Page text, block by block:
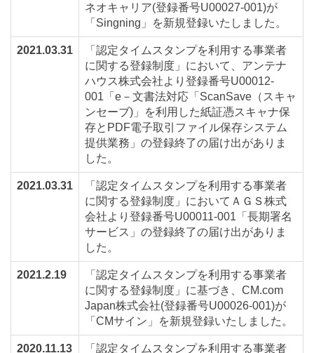
ネオキャリア(登録番号U00027-001)が
「Singning」を新規登録いたしました。
2021.03.31
「認定タイムスタンプを利用する事業者
に関する登録制度」において、アンテナ
ハウス株式会社より登録番号U00012-
001「e－文書法対応「ScanSave（スキャ
ンセーブ)」を利用した紙証憑スキャナ保
存とPDF電子取引ファイル保存システム
提供業務」の登録終了の届け出がありま
した。
2021.03.31
「認定タイムスタンプを利用する事業者
に関する登録制度」においてＡＧＳ株式
会社より登録番号U00011-001「長期署名
サービス」の登録終了の届け出がありま
した。
2021.2.19
「認定タイムスタンプを利用する事業者
に関する登録制度」に基づき、CM.com
Japan株式会社(登録番号U00026-001)が
「CMサイン」を新規登録いたしました。
2020.11.13
「認定タイムスタンプを利用する事業者